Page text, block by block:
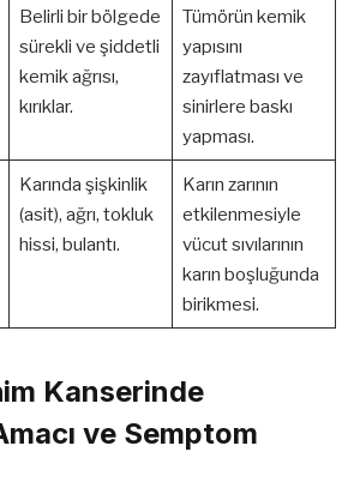
Belirli bir bölgede
sürekli ve şiddetli
kemik ağrısı,
kırıklar.
Tümörün kemik
yapısını
zayıflatması ve
sinirlere baskı
yapması.
Karında şişkinlik
(asit), ağrı, tokluk
hissi, bulantı.
Karın zarının
etkilenmesiyle
vücut sıvılarının
karın boşluğunda
birikmesi.
Kanserinde
ve Semptom